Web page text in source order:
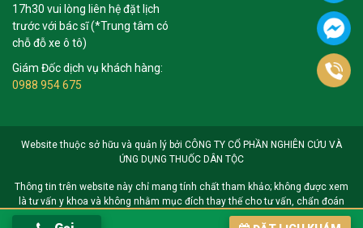
17h30 vui lòng liên hệ đặt lịch
trước với bác sĩ (*Trung tâm có
chỗ đỗ xe ô tô)
Giám Đốc dịch vụ khách hàng:
0988 954 675
Website thuộc sở hữu và quản lý bởi CÔNG TY CỔ PHẦN NGHIÊN CỨU VÀ
ỨNG DỤNG THUỐC DÂN TỘC
Thông tin trên website này chỉ mang tính chất tham khảo; không được xem
là tư vấn y khoa và không nhằm mục đích thay thế cho tư vấn, chẩn đoán
hoặc điều trị từ nhân viên y tế. Khi có vấn đề về sức khỏe hoặc cần hỗ trợ